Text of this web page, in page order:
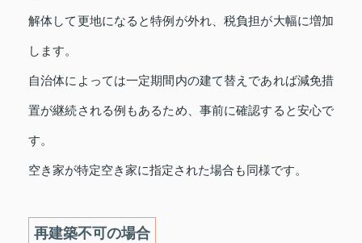
解体して更地になると特例が外れ、税負担が大幅に増加
します。
自治体によっては一定期間内の建て替えであれば減免措
置が継続される例もあるため、事前に確認すると安心で
す。
空き家が特定空き家に指定された場合も同様です。
再建築不可の場合